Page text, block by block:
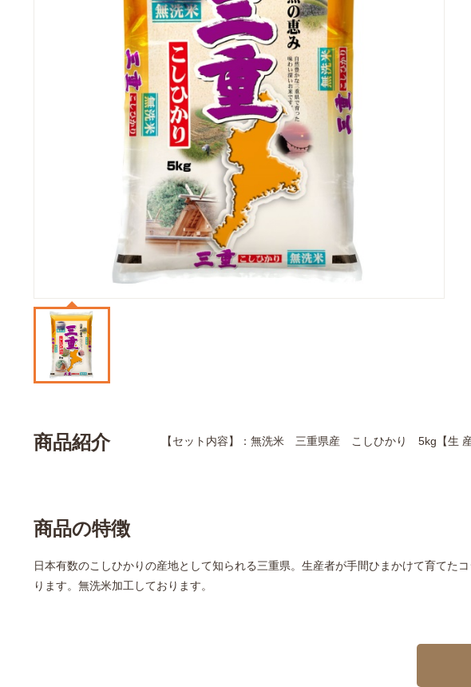
商品紹介 【セット内容】：無洗米 三重県産 こしひかり 5kg【生
商品の特徴
日本有数のこしひかりの産地として知られる三重県。生産者が手間ひまかけて育て
ります。無洗米加工しております。